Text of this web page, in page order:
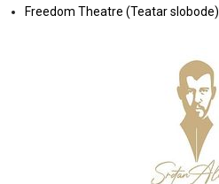
Freedom Theatre (Teatar slobode)